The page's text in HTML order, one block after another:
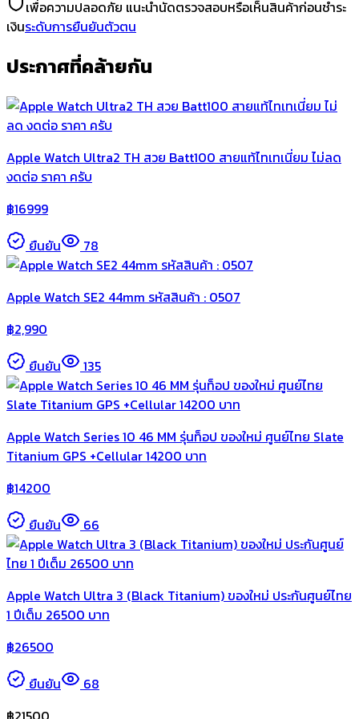
เพื่อความปลอดภัย แนะนำนัดตรวจสอบหรือเห็นสินค้าก่อนชำระ
เงินระดับการยืนยันตัวตน
ประกาศที่คล้ายกัน
Apple Watch Ultra2 TH สวย Batt100 สายแท้ไทเทเนี่ยม ไม่ลด
งดต่อ ราคา ครับ
฿16999
ยืนยัน
78
Apple Watch SE2 44mm รหัสสินค้า : 0507
฿2,990
ยืนยัน
135
Apple Watch Series 10 46 MM รุ่นท็อป ของใหม่ ศูนย์ไทย Slate
Titanium GPS +Cellular 14200 บาท
฿14200
ยืนยัน
66
Apple Watch Ultra 3 (Black Titanium) ของใหม่ ประกันศูนย์ไทย
1 ปีเต็ม 26500 บาท
฿26500
ยืนยัน
68